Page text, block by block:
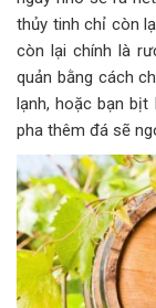
thủy tinh chỉ còn
còn lại chính là
quản bằng cách
lạnh, hoặc bạn
pha thêm đá sẽ